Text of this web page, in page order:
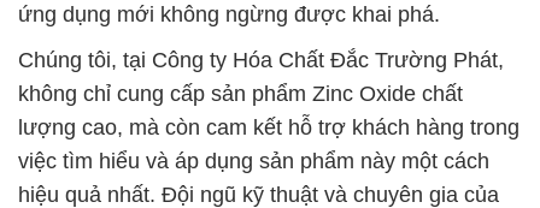
ứng dụng mới không ngừng được khai phá.
Chúng tôi, tại Công ty Hóa Chất Đắc Trường Phát,
không chỉ cung cấp sản phẩm Zinc Oxide chất
lượng cao, mà còn cam kết hỗ trợ khách hàng trong
việc tìm hiểu và áp dụng sản phẩm này một cách
hiệu quả nhất. Đội ngũ kỹ thuật và chuyên gia của